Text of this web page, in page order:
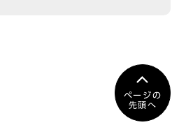
ページの
先頭へ